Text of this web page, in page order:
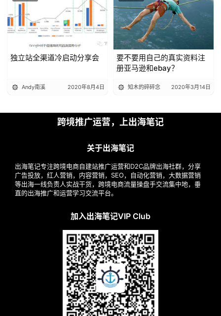
独立站全渠道冷启动分享会
Andy南溪 2020年8月4日
要不要用自己的真实资料注
册亚马逊和ebay？
知木的碎碎念 2020年3月14日
跨境推广运营，上出海笔记
关于出海笔记
出海笔记专注跨境电商自建站推广运营和D2C品牌出海社群，分享
广告投放，红人营销，内容营销，SEO，自动化营销，大数据营销
等出海一线负责人实战干货，跨境电商流量操盘手交流集中地，垂
直的出海推广和运营学习交流平台。
加入出海笔记VIP Club